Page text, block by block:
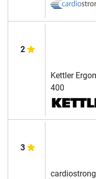
2
Kettler
400
3
cardiostrong